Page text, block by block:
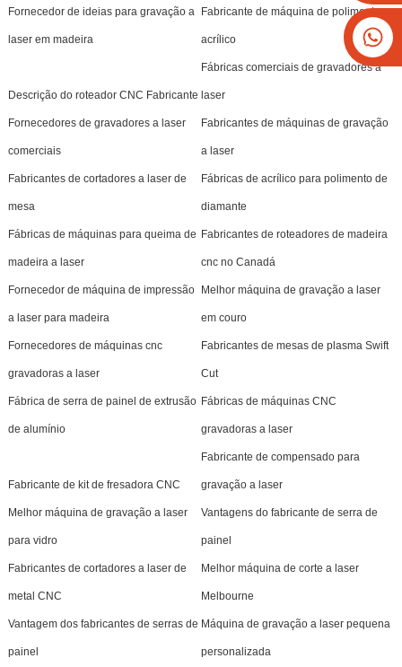
Fornecedor de ideias para gravação a
laser em madeira
Fabricante de máquina de polimento
acrílico
Descrição do roteador CNC Fabricante
Fábricas comerciais de gravadores a
laser
Fornecedores de gravadores a laser
comerciais
Fabricantes de máquinas de gravação
a laser
Fabricantes de cortadores a laser de
mesa
Fábricas de acrílico para polimento de
diamante
Fábricas de máquinas para queima de
madeira a laser
Fabricantes de roteadores de madeira
cnc no Canadá
Fornecedor de máquina de impressão
a laser para madeira
Melhor máquina de gravação a laser
em couro
Fornecedores de máquinas cnc
gravadoras a laser
Fabricantes de mesas de plasma Swift
Cut
Fábrica de serra de painel de extrusão
de alumínio
Fábricas de máquinas CNC
gravadoras a laser
Fabricante de kit de fresadora CNC
Fabricante de compensado para
gravação a laser
Melhor máquina de gravação a laser
para vidro
Vantagens do fabricante de serra de
painel
Fabricantes de cortadores a laser de
metal CNC
Melhor máquina de corte a laser
Melbourne
Vantagem dos fabricantes de serras de
painel
Máquina de gravação a laser pequena
personalizada